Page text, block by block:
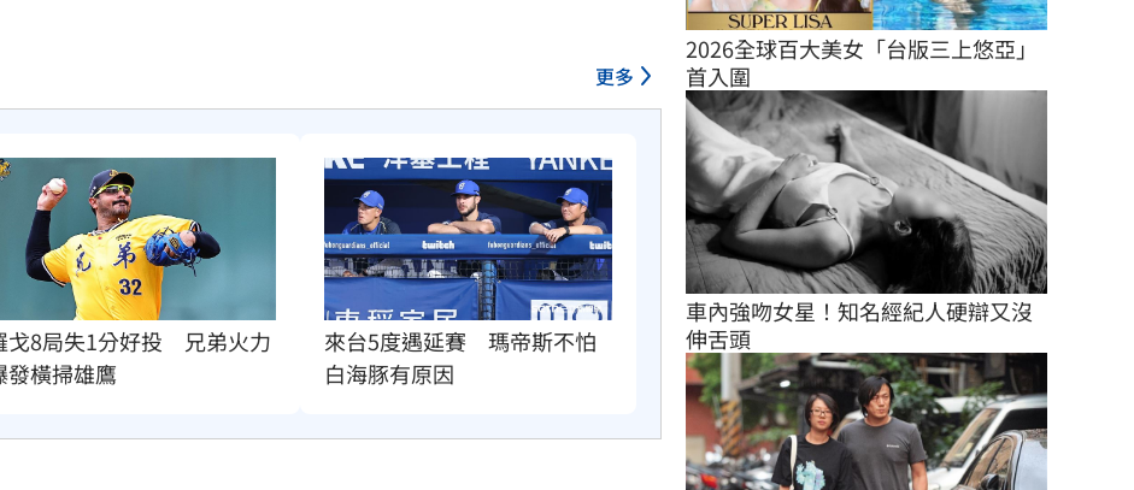
更多
戈8局失1分好投　兄弟火力
發橫掃雄鷹
來台5度遇延賽　瑪帝斯不怕
白海豚有原因
2026全球百大美女「台版三上悠亞」
首入圍
車內強吻女星！知名經紀人硬辯又沒
伸舌頭